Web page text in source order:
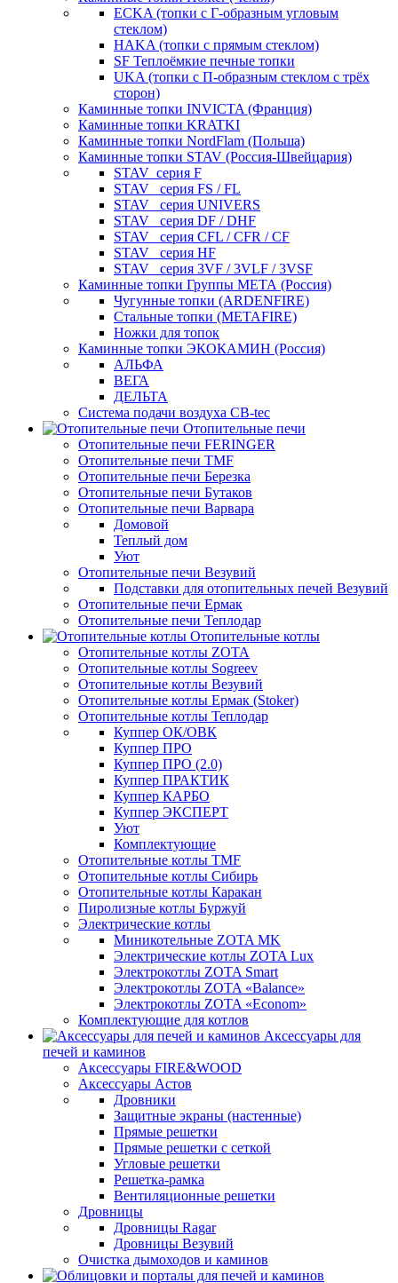
ECKA (топки с Г-образным угловым
стеклом)
HAKA (топки с прямым стеклом)
SF Теплоёмкие печные топки
UKA (топки с П-образным стеклом с трёх
сторон)
Каминные топки INVICTA (Франция)
Каминные топки KRATKI
Каминные топки NordFlam (Польша)
Каминные топки STAV (Россия-Швейцария)
STAV_серия F
STAV_ серия FS / FL
STAV_ серия UNIVERS
STAV_ серия DF / DHF
STAV_ серия CFL / CFR / CF
STAV_ серия HF
STAV_ серия 3VF / 3VLF / 3VSF
Каминные топки Группы МЕТА (Россия)
Чугунные топки (ARDENFIRE)
Стальные топки (METAFIRE)
Ножки для топок
Каминные топки ЭКОКАМИН (Россия)
АЛЬФА
ВЕГА
ДЕЛЬТА
Система подачи воздуха CB-tec
Отопительные печи
Отопительные печи FERINGER
Отопительные печи TMF
Отопительные печи Березка
Отопительные печи Бутаков
Отопительные печи Варвара
Домовой
Теплый дом
Уют
Отопительные печи Везувий
Подставки для отопительных печей Везувий
Отопительные печи Ермак
Отопительные печи Теплодар
Отопительные котлы
Отопительные котлы ZOTA
Отопительные котлы Sogreev
Отопительные котлы Везувий
Отопительные котлы Ермак (Stoker)
Отопительные котлы Теплодар
Куппер ОК/ОВК
Куппер ПРО
Куппер ПРО (2.0)
Куппер ПРАКТИК
Куппер КАРБО
Куппер ЭКСПЕРТ
Уют
Комплектующие
Отопительные котлы TMF
Отопительные котлы Сибирь
Отопительные котлы Каракан
Пиролизные котлы Буржуй
Электрические котлы
Миникотельные ZOTA MK
Электрические котлы ZOTA Lux
Электрокотлы ZOTA Smart
Электрокотлы ZOTA «Balance»
Электрокотлы ZOTA «Econom»
Комплектующие для котлов
Аксессуары для
печей и каминов
Аксессуары FIRE&WOOD
Аксессуары Астов
Дровники
Защитные экраны (настенные)
Прямые решетки
Прямые решетки с сеткой
Угловые решетки
Решетка-рамка
Вентиляционные решетки
Дровницы
Дровницы Ragar
Дровницы Везувий
Очистка дымоходов и каминов